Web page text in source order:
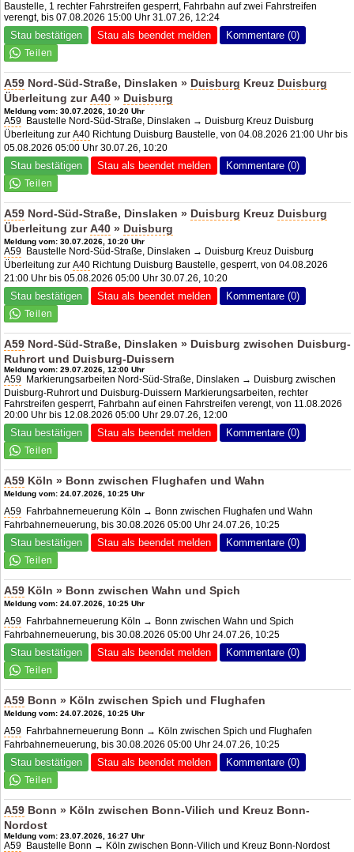
Baustelle, 1 rechter Fahrstreifen gesperrt, Fahrbahn auf zwei Fahrstreifen
verengt, bis 07.08.2026 15:00 Uhr 31.07.26, 12:24
Stau bestätigen Stau als beendet melden Kommentare (0)
A59 Nord-Süd-Straße, Dinslaken » Duisburg Kreuz Duisburg
Überleitung zurA40 » Duisburg
Meldung vom: 30.07.2026, 10:20 Uhr
A59 Baustelle Nord-Süd-Straße, Dinslaken → Duisburg Kreuz Duisburg
Überleitung zurA40 Richtung Duisburg Baustelle, von 04.08.2026 21:00 Uhr bis
05.08.2026 05:00 Uhr 30.07.26, 10:20
Stau bestätigen Stau als beendet melden Kommentare (0)
A59 Nord-Süd-Straße, Dinslaken » Duisburg Kreuz Duisburg
Überleitung zurA40 » Duisburg
Meldung vom: 30.07.2026, 10:20 Uhr
A59 Baustelle Nord-Süd-Straße, Dinslaken → Duisburg Kreuz Duisburg
Überleitung zurA40 Richtung Duisburg Baustelle, gesperrt, von 04.08.2026
21:00 Uhr bis 05.08.2026 05:00 Uhr 30.07.26, 10:20
Stau bestätigen Stau als beendet melden Kommentare (0)
A59 Nord-Süd-Straße, Dinslaken » Duisburg zwischen Duisburg-
Ruhrort und Duisburg-Duissern
Meldung vom: 29.07.2026, 12:00 Uhr
A59 Markierungsarbeiten Nord-Süd-Straße, Dinslaken → Duisburg zwischen
Duisburg-Ruhrort und Duisburg-Duissern Markierungsarbeiten, rechter
Fahrstreifen gesperrt, Fahrbahn auf einen Fahrstreifen verengt, von 11.08.2026
20:00 Uhr bis 12.08.2026 05:00 Uhr 29.07.26, 12:00
Stau bestätigen Stau als beendet melden Kommentare (0)
A59 Köln » Bonn zwischen Flughafen und Wahn
Meldung vom: 24.07.2026, 10:25 Uhr
A59 Fahrbahnerneuerung Köln → Bonn zwischen Flughafen und Wahn
Fahrbahnerneuerung, bis 30.08.2026 05:00 Uhr 24.07.26, 10:25
Stau bestätigen Stau als beendet melden Kommentare (0)
A59 Köln » Bonn zwischen Wahn und Spich
Meldung vom: 24.07.2026, 10:25 Uhr
A59 Fahrbahnerneuerung Köln → Bonn zwischen Wahn und Spich
Fahrbahnerneuerung, bis 30.08.2026 05:00 Uhr 24.07.26, 10:25
Stau bestätigen Stau als beendet melden Kommentare (0)
A59 Bonn » Köln zwischen Spich und Flughafen
Meldung vom: 24.07.2026, 10:25 Uhr
A59 Fahrbahnerneuerung Bonn → Köln zwischen Spich und Flughafen
Fahrbahnerneuerung, bis 30.08.2026 05:00 Uhr 24.07.26, 10:25
Stau bestätigen Stau als beendet melden Kommentare (0)
A59 Bonn » Köln zwischen Bonn-Vilich und Kreuz Bonn-
Nordost
Meldung vom: 23.07.2026, 16:27 Uhr
A59 Baustelle Bonn → Köln zwischen Bonn-Vilich und Kreuz Bonn-Nordost